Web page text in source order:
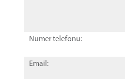
Numer telefonu:
Email: